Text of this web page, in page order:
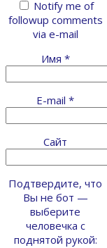
Notify me of
followup comments
via e-mail
Имя *
E-mail *
Сайт
Подтвердите, что
Вы не бот —
выберите
человечка с
поднятой рукой: